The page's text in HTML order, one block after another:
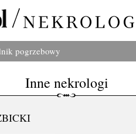
pogrzebowy
Inne nekrologi